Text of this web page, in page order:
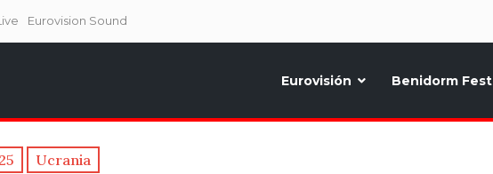
Eurovision Sound
Eurovisión Benidorm Fest
Ucrania